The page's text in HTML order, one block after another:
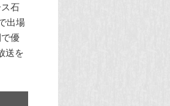
石
出場
優
送を